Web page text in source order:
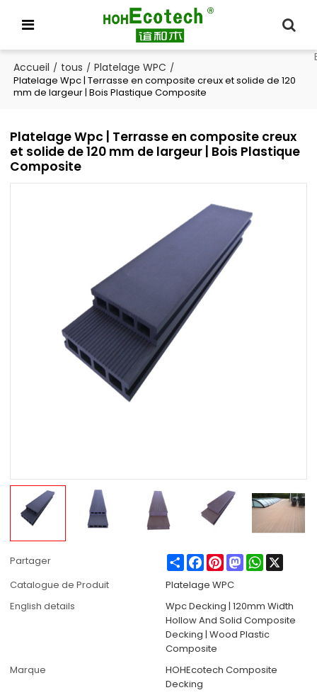
Accueil / tous / Platelage WPC /
Platelage Wpc | Terrasse en composite creux et solide de 120
mm de largeur | Bois Plastique Composite
Platelage Wpc | Terrasse en composite creux
et solide de 120 mm de largeur | Bois Plastique
Composite
Partager ShareFacebook
PinterestMastodonWhatsApp
X
Catalogue de Produit
Platelage WPC
English details
Wpc Decking | 120mm Width
Hollow And Solid Composite
Decking | Wood Plastic
Composite
Marque
HOHEcotech Composite
Decking